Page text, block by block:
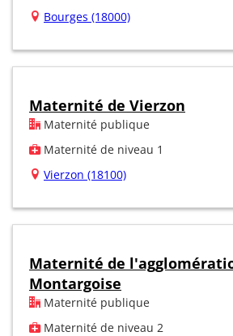
Bourges (18000)
Maternité de Vierzon
Maternité publique
Maternité de niveau 1
Vierzon (18100)
Maternité de
Montargoise
Maternité publique
Maternité de niveau 2